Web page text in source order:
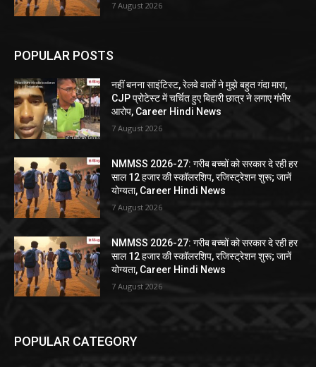
7 August 2026
POPULAR POSTS
नहीं बनना साइंटिस्ट, रेलवे वालों ने मुझे बहुत गंदा मारा,
CJP प्रोटेस्ट में चर्चित हुए बिहारी छात्र ने लगाए गंभीर
आरोप, Career Hindi News
7 August 2026
NMMSS 2026-27: गरीब बच्चों को सरकार दे रही हर
साल 12 हजार की स्कॉलरशिप, रजिस्ट्रेशन शुरू; जानें
योग्यता, Career Hindi News
7 August 2026
NMMSS 2026-27: गरीब बच्चों को सरकार दे रही हर
साल 12 हजार की स्कॉलरशिप, रजिस्ट्रेशन शुरू; जानें
योग्यता, Career Hindi News
7 August 2026
POPULAR CATEGORY